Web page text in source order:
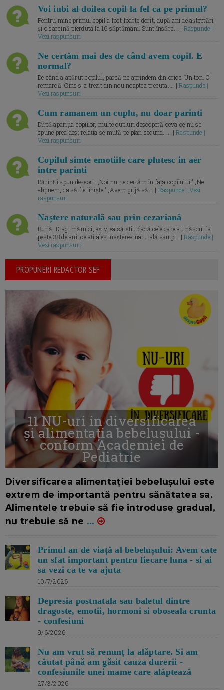
Voi iubi al doilea copil la fel ca pe primul?
Pentru mine primul copil a fost foarte dorit, după ani de așteptări
și o sarcină pierduta la 16 săptămâni. Sunt însărc... | Raspunde |
Vezi raspunsuri
Ne certăm mai des de când avem copil. E
normal?
De când a apărut copilul, parcă ne aprindem din orice. Un ton. O
remarcă. Cine s-a trezit din nou noaptea trecuta.... |Raspunde |
Vezi raspunsuri
Cum ramanem un cuplu, nu doar parinti
După apariția copiilor, multe cupluri descoperă ceva ce nu se
spune prea des: relația se mută pe plan secund. ... |Raspunde |
Vezi raspunsuri
Copilul simte emotiile care plutesc in aer
intre parinti
Părinții spun deseori: „Noi nu ne certăm în fața copilului.” „Ne
abținem, ca să fie liniște.” „Avem grijă să... | Raspunde | Vezi
raspunsuri
Naștere naturală sau prin cezariană
Bună, Dragi mămici, aș vrea să știu dacă cele care au născut la
peste 38 de ani, ce ați ales: nașterea naturală sau p... |Raspunde |
Vezi raspunsuri
PROPUNERI REDACTOR SEF
11 NU-uri in diversificarea
și alimentația bebelușului -
conform Academiei de
Pediatrie
Diversificarea alimentației bebelușului este
extrem de importantă pentru sănătatea sa.
Alimentele trebuie să fie introduse gradual,
nu trebuie să ne ...
Primul an de viață al bebelușului: Avem cate
un sfat important pentru fiecare luna - si ai
sa vezi ca te va ajuta
10/7/2026
Depresia postnatala sau baletul dintre
dragoste, emotii, hormoni si oboseala crunta
- confesiuni
9/6/2026
Nu am vrut să renunț la alăptare. Si am
căutat până am găsit cauza durerii -
confesiunile unei mame care alăptează
27/3/2026